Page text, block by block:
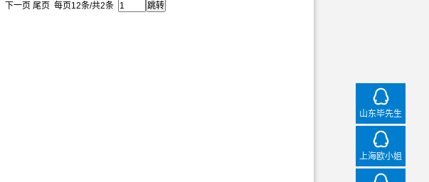
下一页 尾页 每页12条/共2条
山东毕先生
上海欧小姐